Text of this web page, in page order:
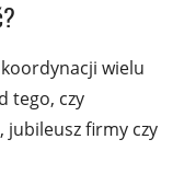
wielu
tego, czy
jubileusz firmy czy